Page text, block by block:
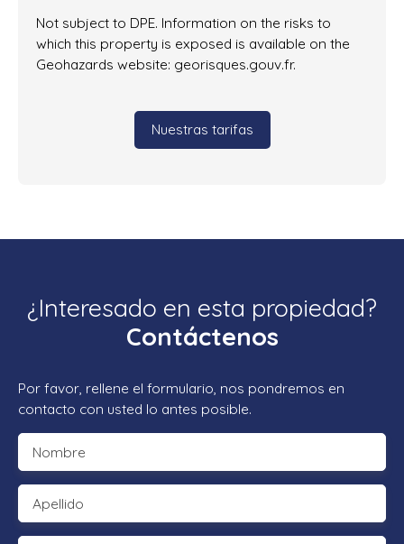
Not subject to DPE. Information on the risks to
which this property is exposed is available on the
Geohazards website: georisques.gouv.fr.
Nuestras tarifas
¿Interesado en esta propiedad?
Contáctenos
Por favor, rellene el formulario, nos pondremos en
contacto con usted lo antes posible.
Nombre
Apellido